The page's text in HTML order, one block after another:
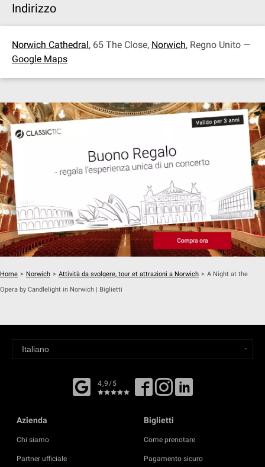
Indirizzo
Norwich Cathedral, 65 The Close, Norwich, Regno Unito —
Google Maps
Home > Norwich > Attività da svolgere, tour et attrazioni a Norwich > A Night at the
Opera by Candlelight in Norwich | Biglietti
4,9/5
Azienda
Chi siamo
Partner ufficiale
Biglietti
Come prenotare
Pagamento sicuro